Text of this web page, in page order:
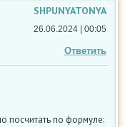
SHPUNYATONYA
Ответить
26.06.2024 | 00:05
посчитать по формуле: